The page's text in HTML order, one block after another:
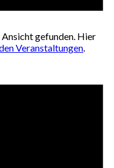
Ansicht gefunden. Hier
Veranstaltungen.